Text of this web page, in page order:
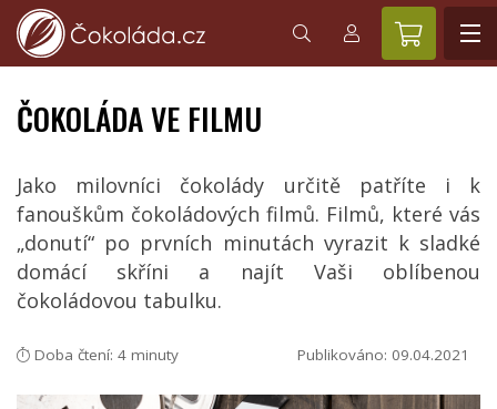
ČOKOLÁDA VE FILMU
Jako milovníci čokolády určitě patříte i k
fanouškům čokoládových filmů. Filmů, které vás
„donutí“ po prvních minutách vyrazit k sladké
domácí skříni a najít Vaši oblíbenou
čokoládovou tabulku.
Doba čtení: 4 minuty Publikováno: 09.04.2021